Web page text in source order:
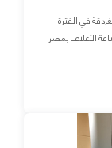
في الفترة
جديدة لصناعة الأعلاف بمصر